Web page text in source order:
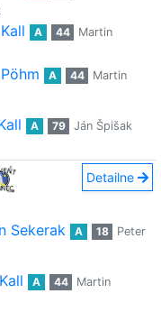
A 44
Martin
A 44
Martin
A 79
Ján Špišak
Detailne
Sekerak A 18
Peter
A 44
Martin